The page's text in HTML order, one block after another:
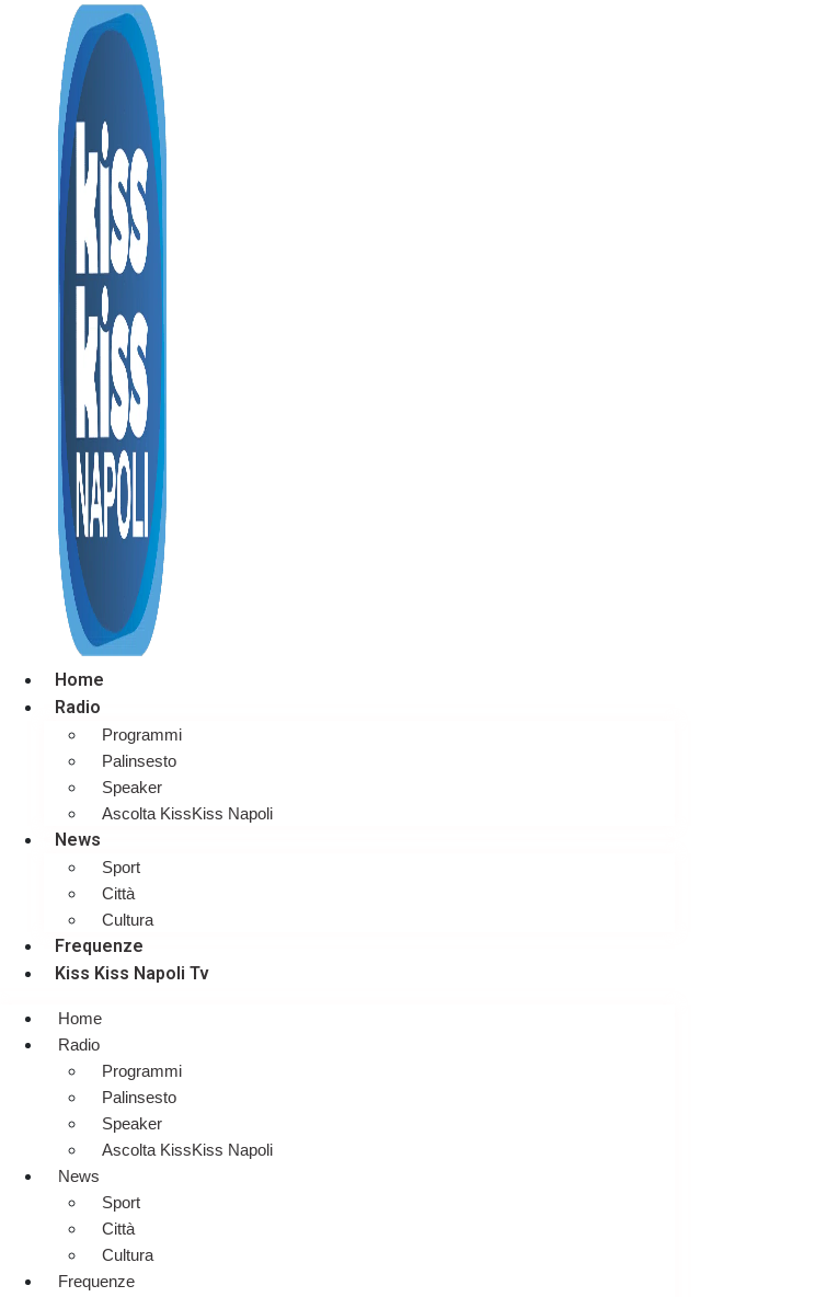
Home
Radio
Programmi
Palinsesto
Speaker
Ascolta KissKiss Napoli
News
Sport
Città
Cultura
Frequenze
Kiss Kiss Napoli Tv
Home
Radio
Programmi
Palinsesto
Speaker
Ascolta KissKiss Napoli
News
Sport
Città
Cultura
Frequenze